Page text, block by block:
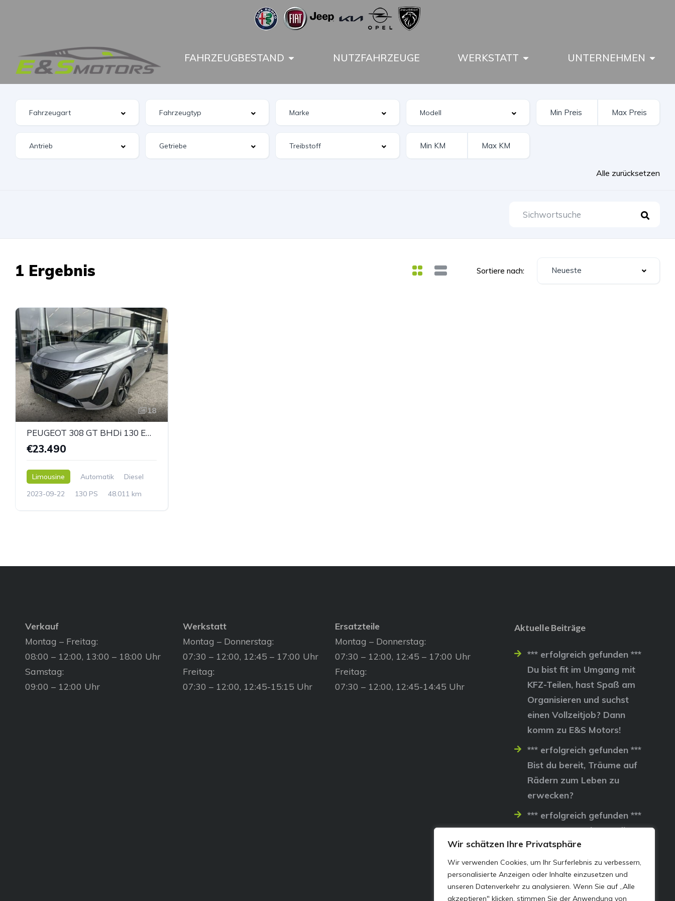
Wir schätzen Ihre Privatsphäre
Wir verwenden Cookies, um Ihr Surferlebnis zu verbessern,
personalisierte Anzeigen oder Inhalte einzusetzen und
unseren Datenverkehr zu analysieren. Wenn Sie auf „Alle
akzeptieren" klicken, stimmen Sie der Anwendung von
FAHRZEUGBESTAND NUTZFAHRZEUGE WERKSTATT UNTERNEHMEN
Alle zurücksetzen
1 Ergebnis Sortiere nach: Neueste
18
PEUGEOT 308 GT BHDi 130 EAT8
€23.490
Limousine Automatik
Diesel
2023-09-22
130 PS 48.011 km
Verkauf
Montag – Freitag:
08:00 – 12:00, 13:00 – 18:00 Uhr
Samstag:
09:00 – 12:00 Uhr
Werkstatt
Montag – Donnerstag:
07:30 – 12:00, 12:45 – 17:00 Uhr
Freitag:
07:30 – 12:00, 12:45-15:15 Uhr
Ersatzteile
Montag – Donnerstag:
07:30 – 12:00, 12:45 – 17:00 Uhr
Freitag:
07:30 – 12:00, 12:45-14:45 Uhr
Aktuelle Beiträge
*** erfolgreich gefunden ***
Du bist fit im Umgang mit
KFZ-Teilen, hast Spaß am
Organisieren und suchst
einen Vollzeitjob? Dann
komm zu E&S Motors!
*** erfolgreich gefunden ***
Bist du bereit, Träume auf
Rädern zum Leben zu
erwecken?
*** erfolgreich gefunden ***
Lass uns gemeinsam die
Straßen erobern…